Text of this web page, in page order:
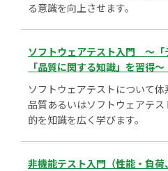
る意識を向上させます。
ソフトウェアテスト入門 ～「
「品質に関する知識」を習得～
ソフトウェアテストについて体
品質あるいはソフトウェアテ
的を知識を広く学びます。
非機能テスト入門（性能・負